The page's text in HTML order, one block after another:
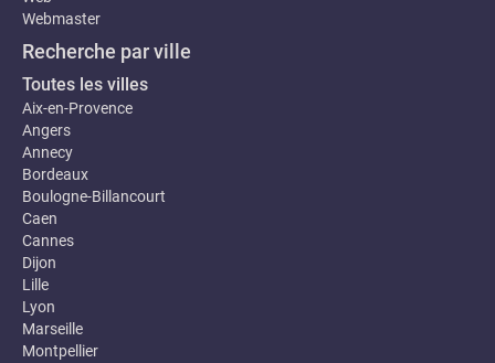
Webmaster
Recherche par ville
Toutes les villes
Aix-en-Provence
Angers
Annecy
Bordeaux
Boulogne-Billancourt
Caen
Cannes
Dijon
Lille
Lyon
Marseille
Montpellier